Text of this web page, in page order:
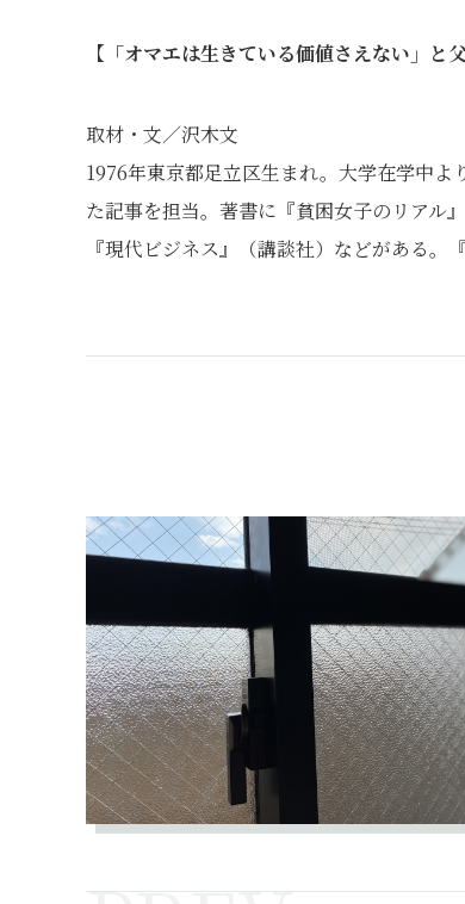
【「オマエは生きている価値さえない」と
取材・文／沢木文
1976年東京都足立区生まれ。大学在学中
た記事を担当。著書に『貧困女子のリアル
『現代ビジネス』（講談社）などがある。